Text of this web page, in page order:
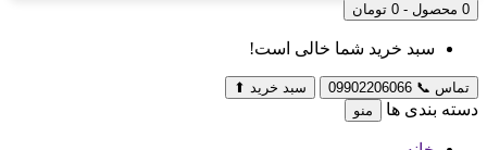
0 محصول - 0 تومان
سبد خرید شما خالی است!
تماس 📞
09902206066 سبد خرید ⬆
دسته بندی ها منو